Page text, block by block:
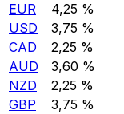
EUR
4,25 %
USD
3,75 %
CAD
2,25 %
AUD
3,60 %
NZD
2,25 %
GBP
3,75 %